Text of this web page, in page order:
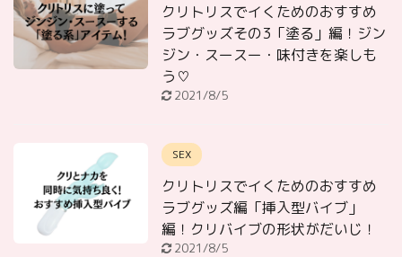
クリトリスでイくためのおすすめ
ラブグッズその3「塗る」編！ジン
ジン・スースー・味付きを楽しも
う♡
2021/8/5
SEX
クリトリスでイくためのおすすめ
ラブグッズ編「挿入型バイブ」
編！クリバイブの形状がだいじ！
2021/8/5